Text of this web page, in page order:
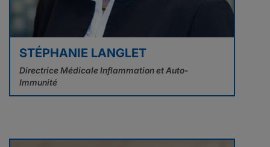
STÉPHANIE LANGLET
Directrice Médicale Inflammation et Auto-
Immunité